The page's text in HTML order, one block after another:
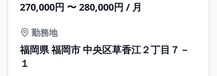
270,000円 〜 280,000円 / 月
勤務地
福岡県 福岡市 中央区草香江２丁目７－
１